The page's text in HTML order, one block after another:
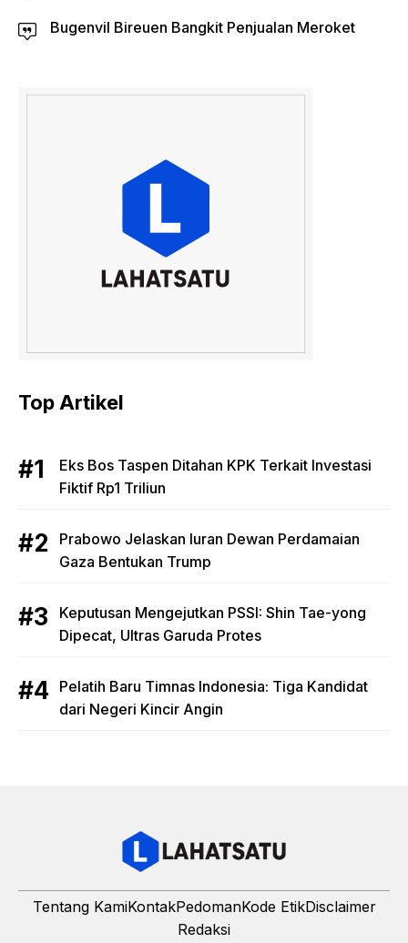
Bugenvil Bireuen Bangkit Penjualan Meroket
Top Artikel
Eks Bos Taspen Ditahan KPK Terkait Investasi
Fiktif Rp1 Triliun
Prabowo Jelaskan Iuran Dewan Perdamaian
Gaza Bentukan Trump
Keputusan Mengejutkan PSSI: Shin Tae-yong
Dipecat, Ultras Garuda Protes
Pelatih Baru Timnas Indonesia: Tiga Kandidat
dari Negeri Kincir Angin
Tentang KamiKontakPedomanKode EtikDisclaimer
Redaksi